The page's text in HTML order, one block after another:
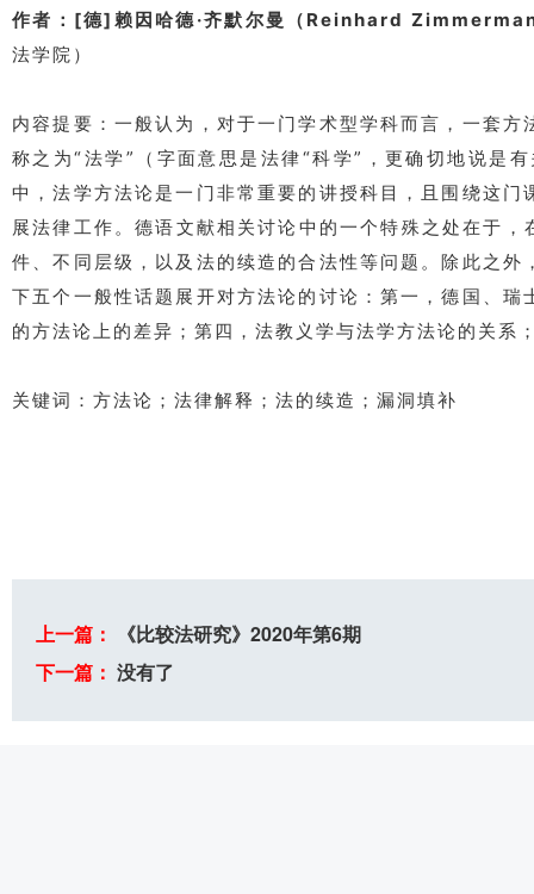
作者：[德]赖因哈德·齐默尔曼（Reinhard
法学院）
内容提要：一般认为，对于一门学术型学科而言，一套
称之为“法学”（字面意思是法律“科学”，更确切地说是
中，法学方法论是一门非常重要的讲授科目，且围绕这
展法律工作。德语文献相关讨论中的一个特殊之处在于
件、不同层级，以及法的续造的合法性等问题。除此之
下五个一般性话题展开对方法论的讨论：第一，德国、
的方法论上的差异；第四，法教义学与法学方法论的关系
关键词：方法论；法律解释；法的续造；漏洞填补
上一篇：
《比较法研究》2020年第6期
下一篇： 没有了